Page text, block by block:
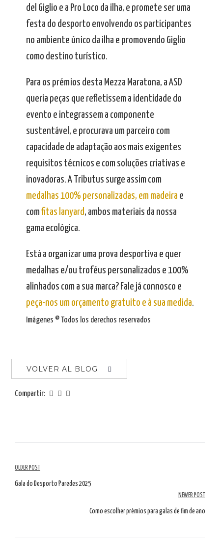
del Giglio e a Pro Loco da ilha, e promete ser uma
festa do desporto envolvendo os participantes
no ambiente único da ilha e promovendo Giglio
como destino turístico.
Para os prémios desta Mezza Maratona, a ASD
queria peças que refletissem a identidade do
evento e integrassem a componente
sustentável, e procurava um parceiro com
capacidade de adaptação aos mais exigentes
requisitos técnicos e com soluções criativas e
inovadoras. A Tributus surge assim com
medalhas 100% personalizadas, em madeira e
com fitas lanyard, ambos materiais da nossa
gama ecológica.
Está a organizar uma prova desportiva e quer
medalhas e/ou troféus personalizados e 100%
alinhados com a sua marca? Fale já connosco e
peça-nos um orçamento gratuito e à sua medida.
Imágenes © Todos los derechos reservados
VOLVER AL BLOG
Compartir:
Navegación
por
OLDER POST
Gala do Desporto Paredes 2025
NEWER POST
Como escolher prémios para galas de fim de ano